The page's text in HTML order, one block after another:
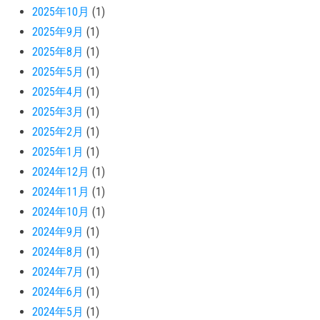
2025年10月 (1)
2025年9月 (1)
2025年8月 (1)
2025年5月 (1)
2025年4月 (1)
2025年3月 (1)
2025年2月 (1)
2025年1月 (1)
2024年12月 (1)
2024年11月 (1)
2024年10月 (1)
2024年9月 (1)
2024年8月 (1)
2024年7月 (1)
2024年6月 (1)
2024年5月 (1)